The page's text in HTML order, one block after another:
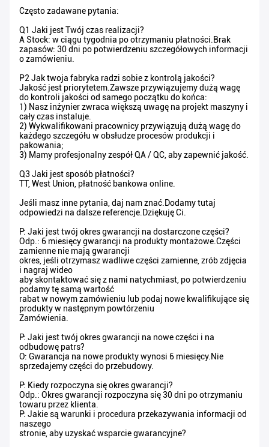
Często zadawane pytania:
Q1 Jaki jest Twój czas realizacji?
A Stock: w ciągu tygodnia po otrzymaniu płatności.Brak
zapasów: 30 dni po potwierdzeniu szczegółowych informacji
o zamówieniu.
P2 Jak twoja fabryka radzi sobie z kontrolą jakości?
Jakość jest priorytetem.Zawsze przywiązujemy dużą wagę
do kontroli jakości od samego początku do końca:
1) Nasz inżynier zwraca większą uwagę na projekt maszyny i
cały czas instaluje.
2) Wykwalifikowani pracownicy przywiązują dużą wagę do
każdego szczegółu w obsłudze procesów produkcji i
pakowania;
3) Mamy profesjonalny zespół QA / QC, aby zapewnić jakość.
Q3 Jaki jest sposób płatności?
TT, West Union, płatność bankowa online.
Jeśli masz inne pytania, daj nam znać.Dodamy tutaj
odpowiedzi na dalsze referencje.Dziękuję Ci.
P: Jaki jest twój okres gwarancji na dostarczone części?
Odp.: 6 miesięcy gwarancji na produkty montażowe.Części
zamienne nie mają gwarancji
okres, jeśli otrzymasz wadliwe części zamienne, zrób zdjęcia
i nagraj wideo
aby skontaktować się z nami natychmiast, po potwierdzeniu
podamy tę samą wartość
rabat w nowym zamówieniu lub podaj nowe kwalifikujące się
produkty w następnym powtórzeniu
Zamówienia.
P: Jaki jest twój okres gwarancji na nowe części i na
odbudowę patrs?
O: Gwarancja na nowe produkty wynosi 6 miesięcy.Nie
sprzedajemy części do przebudowy.
P: Kiedy rozpoczyna się okres gwarancji?
Odp.: Okres gwarancji rozpoczyna się 30 dni po otrzymaniu
towaru przez klienta.
P: Jakie są warunki i procedura przekazywania informacji od
naszego
stronie, aby uzyskać wsparcie gwarancyjne?